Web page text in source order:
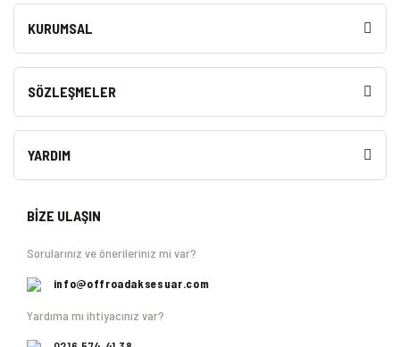
KURUMSAL
SÖZLEŞMELER
YARDIM
BİZE ULAŞIN
Sorularınız ve önerileriniz mi var?
info@offroadaksesuar.com
Yardıma mı ihtiyacınız var?